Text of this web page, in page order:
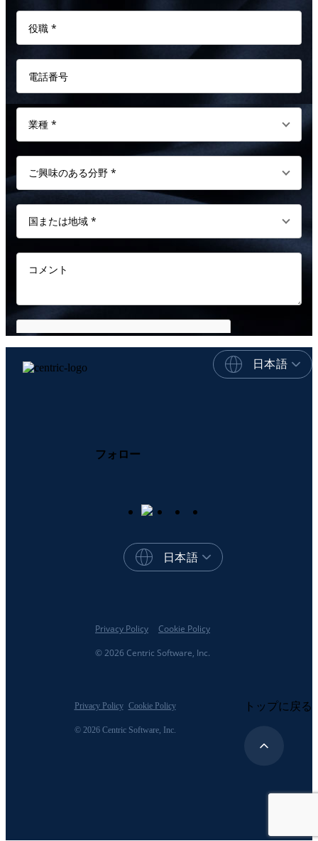
日本語
フォロー
日本語
© 2026 Centric Software, Inc.
Privacy Policy Cookie Policy
© 2026 Centric Software, Inc.
Privacy Policy Cookie Policy トップに戻る